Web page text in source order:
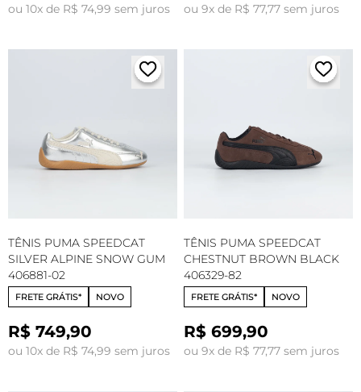
ou 10x de R$ 74,99 sem juros ou 9x de R$ 77,77 sem juros
TÊNIS PUMA SPEEDCAT
SILVER ALPINE SNOW GUM
406881-02
FRETE GRÁTIS* NOVO
R$ 749,90
ou 10x de R$ 74,99 sem juros
TÊNIS PUMA SPEEDCAT
CHESTNUT BROWN BLACK
406329-82
FRETE GRÁTIS* NOVO
R$ 699,90
ou 9x de R$ 77,77 sem juros